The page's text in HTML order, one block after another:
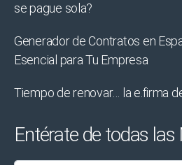
se pague sola?
Generador de Contratos en
Esencial para Tu Empresa
Tiempo de renovar… la e.firma
Entérate de todas las